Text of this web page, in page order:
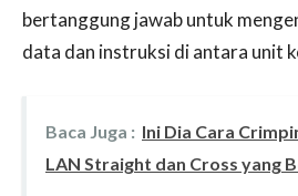
bertanggung jawab untuk
data dan instruksi di antara unit
Baca Juga : Ini Dia Cara
LAN Straight dan Cross yang